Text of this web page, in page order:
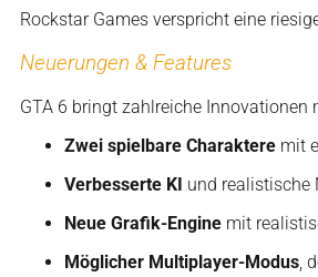
Rockstar Games verspricht eine
Neuerungen & Features
GTA 6 bringt zahlreiche Innovationen
Zwei spielbare Charaktere mit
Verbesserte KI und realistische
Neue Grafik-Engine mit
Möglicher Multiplayer-Modus ,